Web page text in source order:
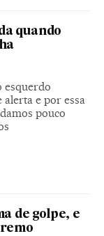
quando
esquerdo
alerta e por essa
pouco
de golpe, e